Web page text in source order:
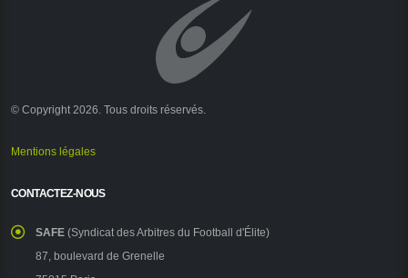
© Copyright 2026. Tous droits réservés.
Mentions légales
CONTACTEZ-NOUS
SAFE (Syndicat des Arbitres du Football d'Élite)
87, boulevard de Grenelle